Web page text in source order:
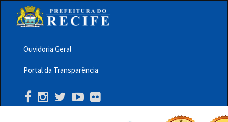
principalMenu
Barra
Topo
PCR
Ouvidoria Geral
Portal da Transparência